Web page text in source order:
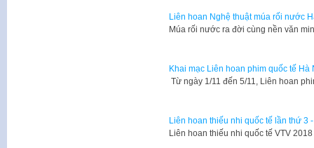
Liên hoan Nghệ thuật múa rối nước
Múa rối nước ra đời cùng nền văn
Khai mạc Liên hoan phim quốc tế Hà
Từ ngày 1/11 đến 5/11, Liên hoan
Liên hoan thiếu nhi quốc tế lần thứ 3
Liên hoan thiếu nhi quốc tế VTV